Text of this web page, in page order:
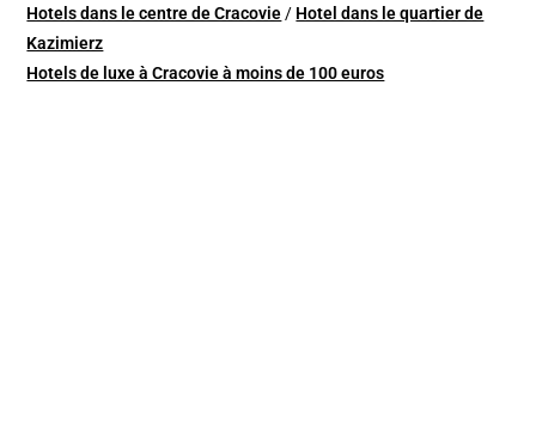
Hotels dans le centre de Cracovie / Hotel dans le quartier de
Kazimierz
Hotels de luxe à Cracovie à moins de 100 euros